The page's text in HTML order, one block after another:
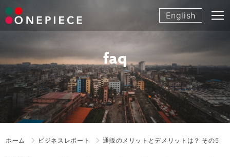
Skip
to
English
faq
ホーム ビジネスレポート 通販のメリットとデメリットは？ その5